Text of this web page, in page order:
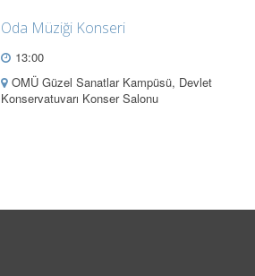
Oda Müziği Konseri
13:00
OMÜ Güzel Sanatlar Kampüsü, Devlet
Konservatuvarı Konser Salonu